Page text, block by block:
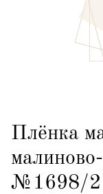
Плёнка
№1698/